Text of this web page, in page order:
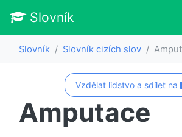
Slovník
Slovník Slovník cizích slov
Vzdělat lidstvo a sdílet na
Amputace